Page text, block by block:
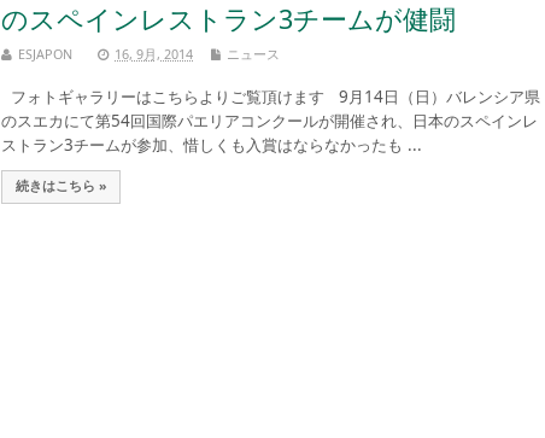
のスペインレストラン3チームが健闘
ESJAPON 16, 9月, 2014 ニュース
フォトギャラリーはこちらよりご覧頂けます 9月14日（日）バレンシア県
のスエカにて第54回国際パエリアコンクールが開催され、日本のスペインレ
ストラン3チームが参加、惜しくも入賞はならなかったも ...
続きはこちら »